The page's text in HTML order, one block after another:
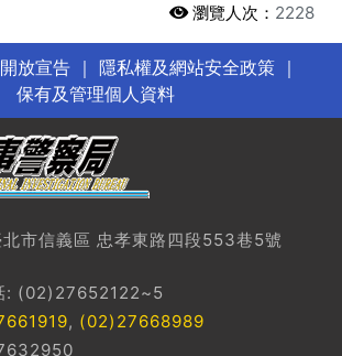
瀏覽人次： 2228
放宣告｜ 隱私權及網站安全政策｜
保有及管理個人資料
市信義區 忠孝東路四段553巷5號
: (02)27652122~5
, (02)27668989